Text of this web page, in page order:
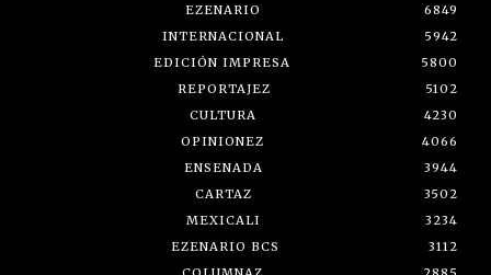
EZENARIO
6849
INTERNACIONAL
5942
EDICIÓN IMPRESA
5800
REPORTAJEZ
5102
CULTURA
4230
OPINIONEZ
4066
ENSENADA
3944
CARTAZ
3502
MEXICALI
3234
EZENARIO BCS
3112